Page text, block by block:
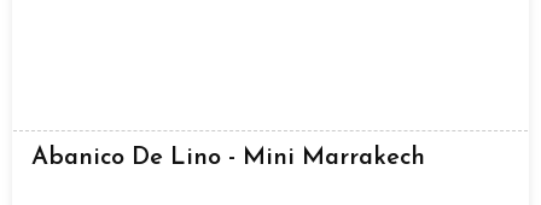
Abanico De Lino - Mini Marrakech